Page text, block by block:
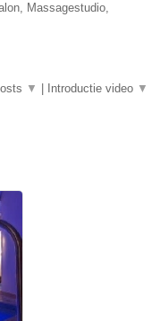
Massagestudio,
▼ Introductie video ▼